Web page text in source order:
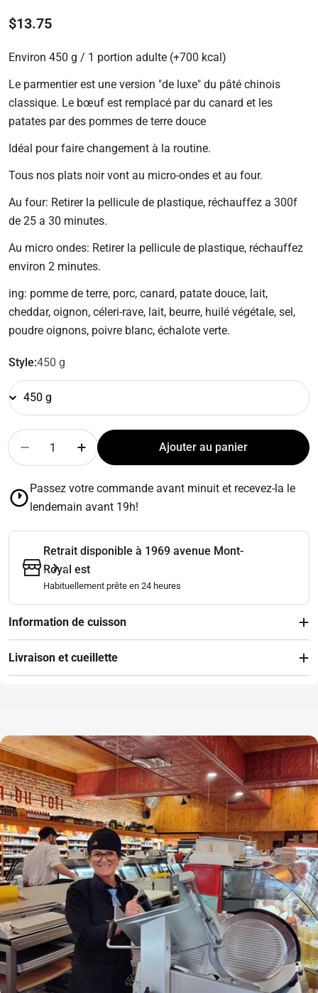
Prix
régulier
$13.75
Environ 450 g / 1 portion adulte (+700 kcal)
Le parmentier est une version "de luxe" du pâté chinois
classique. Le bœuf est remplacé par du canard et les
patates par des pommes de terre douce
Idéal pour faire changement à la routine.
Tous nos plats noir vont au micro-ondes et au four.
Au four: Retirer la pellicule de plastique, réchauffez a 300f
de 25 a 30 minutes.
Au micro ondes: Retirer la pellicule de plastique, réchauffez
environ 2 minutes.
ing: pomme de terre, porc, canard, patate douce, lait,
cheddar, oignon, céleri-rave, lait, beurre, huilé végétale, sel,
poudre oignons, poivre blanc, échalote verte.
Style:450 g
Quantité
Diminuer la quantité pour Parmentier de canard
Augmenter la quantité pour Parmentier
Ajouter au panier
Passez votre commande avant minuit et recevez-la le
lendemain avant 19h!
Retrait disponible à 1969 avenue Mont-
Royal est
Habituellement prête en 24 heures
Information de cuisson
Livraison et cueillette